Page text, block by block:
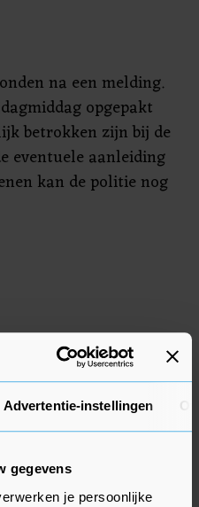
Advertentie-instellingen
gegevens
je persoonlijke
na een melding.
opgepakt
betrokken zijn bij de
eventuele aanleiding
kan de politie nog